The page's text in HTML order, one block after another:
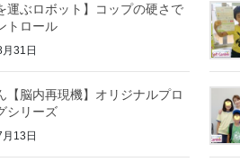
運ぶロボット】コップの硬さで
トロール
31日
【脳内再現機】オリジナルプロ
シリーズ
13日